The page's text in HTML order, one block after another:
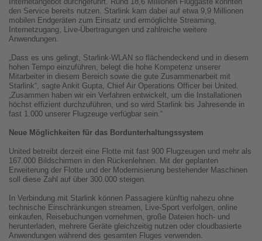
den Service bereits nutzen. Starlink kam dabei auf etwa 9,9 Millionen
mobilen Endgeräten zum Einsatz und ermöglichte Streaming,
Internetzugang, Live-Übertragungen und zahlreiche weitere
Anwendungen.
„Dass es uns gelingt, Starlink-WLAN so flächendeckend und in diesem
hohen Tempo einzuführen, belegt die hohe Kompetenz unserer
Mitarbeiter in diesem Bereich sowie die gute Zusammenarbeit mit
Starlink“, sagte Ankit Gupta, Chief Air Operations Officer bei United.
„Zusammen haben wir ein Verfahren entwickelt, um die Installationen
höchst effizient durchzuführen, und so wird Starlink bis Jahresende in
fast 1.000 unserer Flugzeuge verfügbar sein.“
Neue Möglichkeiten für das Bordunterhaltungssystem
United betreibt derzeit eine Flotte mit fast 900 Flugzeugen und mehr als
167.000 Bildschirmen in den Rückenlehnen. Mit der geplanten
Erweiterung der Flotte und der Modernisierung bestehender Maschinen
soll diese Zahl auf über 300.000 steigen.
In Verbindung mit Starlink können Passagiere künftig nahezu ohne
technische Einschränkungen streamen, Live-Sport verfolgen, online
einkaufen, Reisebuchungen vornehmen, große Dateien hoch- und
herunterladen, mehrere Geräte gleichzeitig nutzen oder cloudbasierte
Anwendungen während des gesamten Fluges verwenden.